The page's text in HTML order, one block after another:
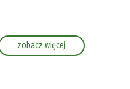
zobacz więcej